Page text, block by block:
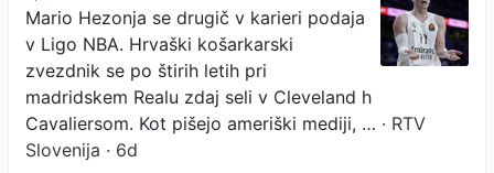
Mario Hezonja se drugič v karieri podaja
v Ligo NBA. Hrvaški košarkarski
zvezdnik se po štirih letih pri
madridskem Realu zdaj seli v Cleveland h
Cavaliersom. Kot pišejo ameriški mediji, … · RTV
Slovenija · 6d